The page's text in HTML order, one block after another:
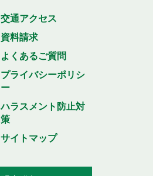
交通アクセス
資料請求
よくあるご質問
プライバシーポリシ
ー
ハラスメント防止対
策
サイトマップ